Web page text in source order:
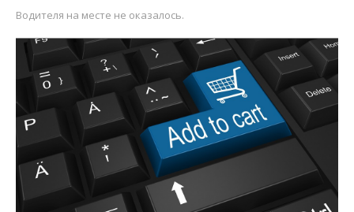
Водителя на месте не оказалось.